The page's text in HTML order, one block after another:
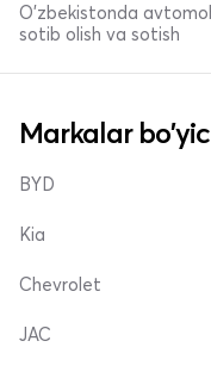
O'zbekistonda
sotib olish va sotish
Markalar
BYD
Kia
Chevrolet
JAC